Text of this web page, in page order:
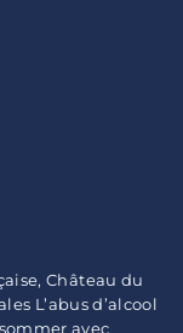
Château du
L’abus d’alcool
avec